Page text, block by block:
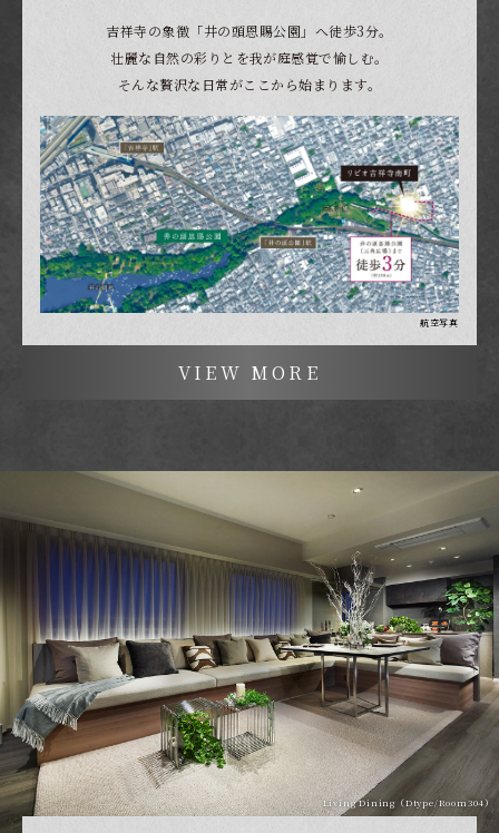
吉祥寺の象徴「井の頭恩賜公園」へ徒歩3分。
壮麗な自然の彩りとを我が庭感覚で愉しむ。
そんな贅沢な日常がここから始まります。
航空写真
VIEW MORE
Living Dining（Dtype/Room304）